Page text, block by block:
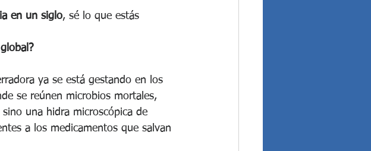
en un siglo, sé lo que estás
ya se está gestando en los
se reúnen microbios mortales,
una hidra microscópica de
a los medicamentos que salvan